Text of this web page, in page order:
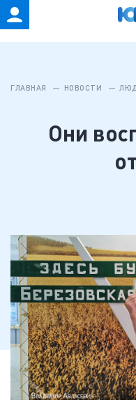
ГЛАВНАЯ НОВОСТИ
Они